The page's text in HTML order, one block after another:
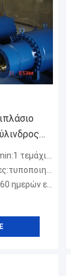
/ Τεμάχια
κατά την εξαγωγή
τον τύπο προϊόντων